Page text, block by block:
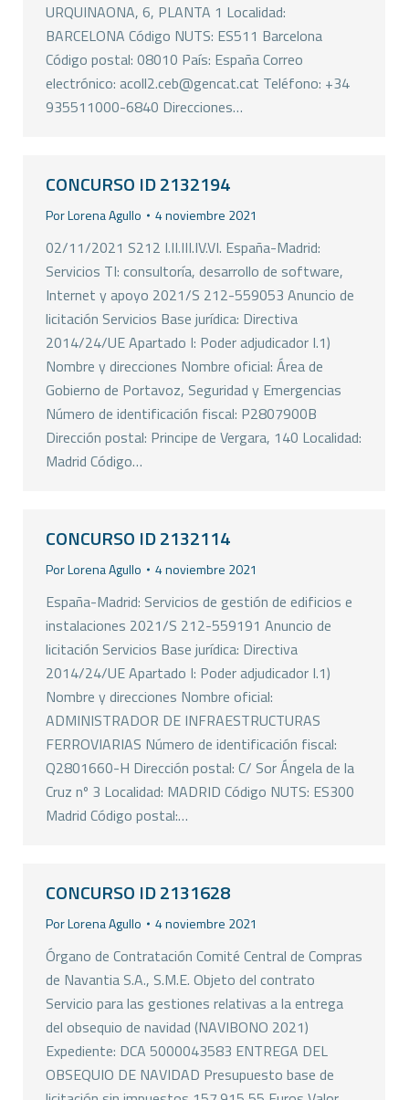
URQUINAONA, 6, PLANTA 1 Localidad:
BARCELONA Código NUTS: ES511 Barcelona
Código postal: 08010 País: España Correo
electrónico: acoll2.ceb@gencat.cat Teléfono: +34
935511000-6840 Direcciones…
CONCURSO ID 2132194
PorLorena Agullo 4 noviembre 2021
02/11/2021 S212 I.II.III.IV.VI. España-Madrid:
Servicios TI: consultoría, desarrollo de software,
Internet y apoyo 2021/S 212-559053 Anuncio de
licitación Servicios Base jurídica: Directiva
2014/24/UE Apartado I: Poder adjudicador I.1)
Nombre y direcciones Nombre oficial: Área de
Gobierno de Portavoz, Seguridad y Emergencias
Número de identificación fiscal: P2807900B
Dirección postal: Principe de Vergara, 140 Localidad:
Madrid Código…
CONCURSO ID 2132114
PorLorena Agullo 4 noviembre 2021
España-Madrid: Servicios de gestión de edificios e
instalaciones 2021/S 212-559191 Anuncio de
licitación Servicios Base jurídica: Directiva
2014/24/UE Apartado I: Poder adjudicador I.1)
Nombre y direcciones Nombre oficial:
ADMINISTRADOR DE INFRAESTRUCTURAS
FERROVIARIAS Número de identificación fiscal:
Q2801660-H Dirección postal: C/ Sor Ángela de la
Cruz nº 3 Localidad: MADRID Código NUTS: ES300
Madrid Código postal:…
CONCURSO ID 2131628
PorLorena Agullo 4 noviembre 2021
Órgano de Contratación Comité Central de Compras
de Navantia S.A., S.M.E. Objeto del contrato
Servicio para las gestiones relativas a la entrega
del obsequio de navidad (NAVIBONO 2021)
Expediente: DCA 5000043583 ENTREGA DEL
OBSEQUIO DE NAVIDAD Presupuesto base de